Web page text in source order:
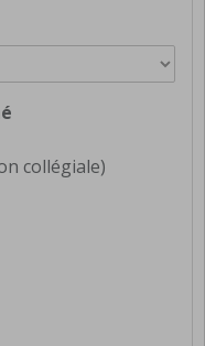
collégiale)